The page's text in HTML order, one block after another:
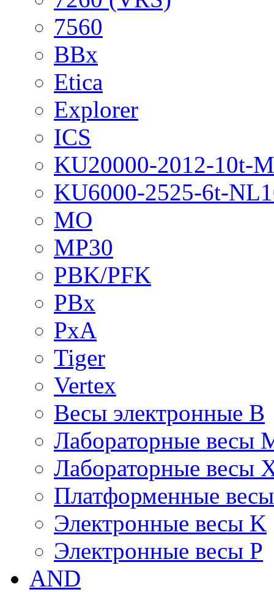
7560
BBx
Etica
Explorer
ICS
KU20000-2012-10t-
KU6000-2525-6t-
MO
MP30
PBK/PFK
PBx
PxA
Tiger
Vertex
Весы электронные B
Лабораторные весы
Лабораторные весы
Платформенные
Электронные весы K
Электронные весы P
AND